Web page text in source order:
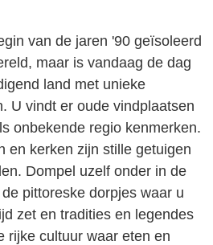
van de jaren '90 geïsoleerd
maar is vandaag de dag
land met unieke
U vindt er oude vindplaatsen
onbekende regio kenmerken.
en kerken zijn stille getuigen
Dompel uzelf onder in de
pittoreske dorpjes waar u
zet en tradities en legendes
rijke cultuur waar eten en